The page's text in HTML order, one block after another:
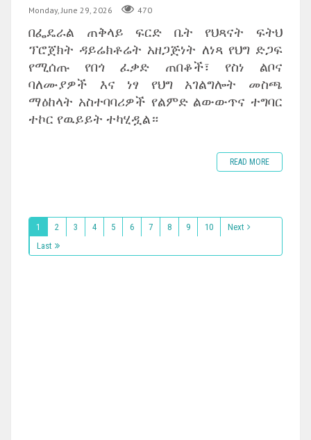
Monday, June 29, 2026 470
በፌዴራል ጠቅላይ ፍርድ ቤት የህጻናት ፍትህ
ፕሮጀክት ዳይሬክቶሬት አዘጋጅነት ለነጻ የህግ ድጋፍ
የሚሰጡ የበጎ ፈቃድ ጠበቆች፣ የስነ ልቦና
ባለሙያዎች እና ነፃ የህግ አገልግሎት መስጫ
ማዕከላት አስተባባሪዎች የልምድ ልውውጥና ተግባር
ተኮር የዉይይት ተካሂዷል።
READ MORE
1 2 3 4 5 6 7 8 9 10
Next
Last